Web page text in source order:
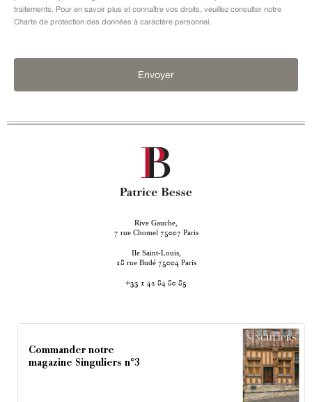
traitements. Pour en savoir plus et connaître vos droits, veuillez consulter notre
Charte de protection des données à caractère personnel.
Envoyer
Rive Gauche,
7 rue Chomel 75007 Paris
Ile Saint-Louis,
18 rue Budé 75004 Paris
+33 1 42 84 80 85
Commander notre
magazine Singuliers n°3